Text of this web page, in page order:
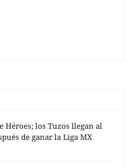
Héroes; los Tuzos llegan al
de ganar la Liga MX